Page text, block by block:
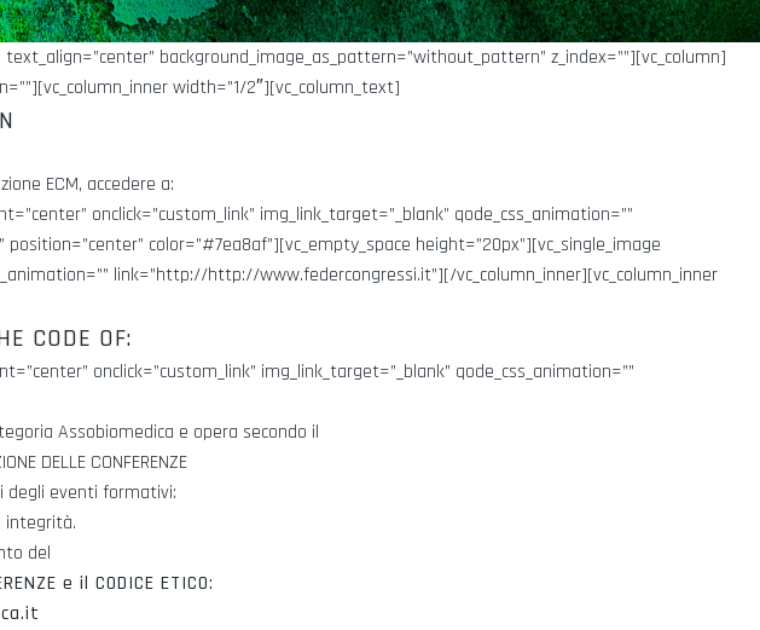
background_image_as_pattern=”without_pattern” z_index=””][vc_column]
width=”1/2″][vc_column_text]
ECM, accedere a:
onclick=”custom_link” img_link_target=”_blank” qode_css_animation=””
color=”#7ea8af”][vc_empty_space height=”20px”][vc_single_image
link=”http://http://www.federcongressi.it”][/vc_column_inner][vc_column_inner
CODE OF:
onclick=”custom_link” img_link_target=”_blank” qode_css_animation=””
Assobiomedica e opera secondo il
DELLE CONFERENZE
degli eventi formativi:
integrità.
del
e il CODICE ETICO: